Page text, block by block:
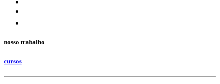
nosso trabalho
cursos